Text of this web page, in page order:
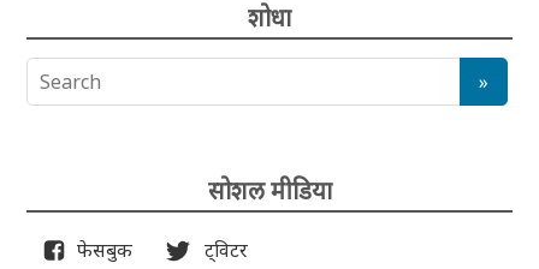
शोधा
सोशल मीडिया
फेसबुक ट्विटर